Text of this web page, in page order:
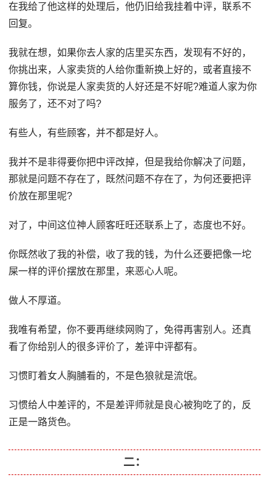
在我给了他这样的处理后，他仍旧给我挂着中评，联系不
回复。
我就在想，如果你去人家的店里买东西，发现有不好的，
你挑出来，人家卖货的人给你重新换上好的，或者直接不
算你钱，你说是人家卖货的人好还是不好呢?难道人家为你
服务了，还不对了吗?
有些人，有些顾客，并不都是好人。
我并不是非得要你把中评改掉，但是我给你解决了问题，
那就是问题不存在了，既然问题不存在了，为何还要把评
价放在那里呢?
对了，中间这位神人顾客旺旺还联系上了，态度也不好。
你既然收了我的补偿，收了我的钱，为什么还要把像一坨
屎一样的评价摆放在那里，来恶心人呢。
做人不厚道。
我唯有希望，你不要再继续网购了，免得再害别人。还真
看了你给别人的很多评价了，差评中评都有。
习惯盯着女人胸脯看的，不是色狼就是流氓。
习惯给人中差评的，不是差评师就是良心被狗吃了的，反
正是一路货色。
二：